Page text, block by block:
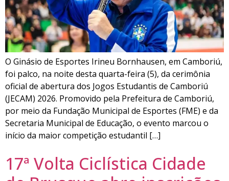
O Ginásio de Esportes Irineu Bornhausen, em Camboriú,
foi palco, na noite desta quarta-feira (5), da cerimônia
oficial de abertura dos Jogos Estudantis de Camboriú
(JECAM) 2026. Promovido pela Prefeitura de Camboriú,
por meio da Fundação Municipal de Esportes (FME) e da
Secretaria Municipal de Educação, o evento marcou o
início da maior competição estudantil […]
17ª Volta Ciclística Cidade